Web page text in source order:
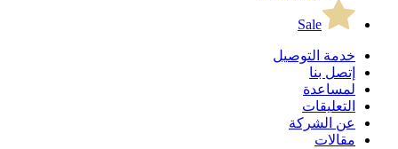
Sale
خدمة التوصيل
إتصل بنا
لمساعدة
التعليقات
عن الشركة
مقالات